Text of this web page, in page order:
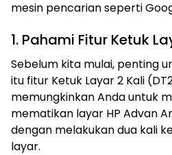
mesin pencarian seperti
1. Pahami Fitur Ketuk
Sebelum kita mulai, penting
itu fitur Ketuk Layar 2 Kali
memungkinkan Anda untuk
mematikan layar HP Advan
dengan melakukan dua kali
layar.